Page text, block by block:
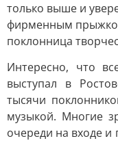
только выше и
фирменным
поклонница
Интересно, что
выступал в
тысячи
музыкой. Многие
очереди на входе